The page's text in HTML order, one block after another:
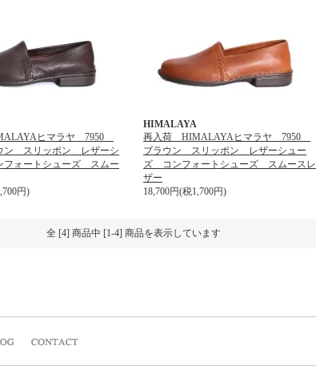
ヒマラヤ 7950
ン スリッポン レザーシ
ォートシューズ スムー
円)
HIMALAYA
再入荷 HIMALAYAヒマラヤ 7950
ブラウン スリッポン レザーシュー
ズ コンフォートシューズ スムースレ
ザー
18,700円(税1,700円)
全 [4] 商品中 [1-4] 商品を表示しています